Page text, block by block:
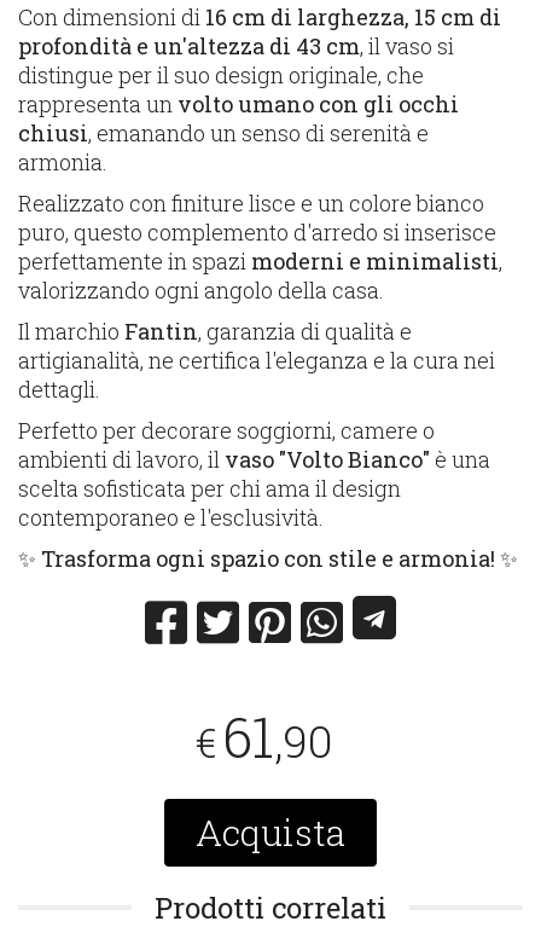
Con dimensioni di 16 cm di larghezza, 15 cm di
profondità e un'altezza di 43 cm, il vaso si
distingue per il suo design originale, che
rappresenta un volto umano con gli occhi
chiusi, emanando un senso di serenità e
armonia.
Realizzato con finiture lisce e un colore bianco
puro, questo complemento d'arredo si inserisce
perfettamente in spazi moderni e minimalisti,
valorizzando ogni angolo della casa.
Il marchio Fantin, garanzia di qualità e
artigianalità, ne certifica l'eleganza e la cura nei
dettagli.
Perfetto per decorare soggiorni, camere o
ambienti di lavoro, il vaso "Volto Bianco" è una
scelta sofisticata per chi ama il design
contemporaneo e l'esclusività.
✨ Trasforma ogni spazio con stile e armonia! ✨
€ 61,90
Acquista
Prodotti correlati